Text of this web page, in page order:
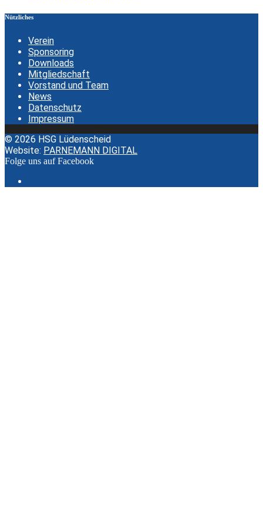
Nützliches
Verein
Sponsoring
Downloads
Mitgliedschaft
Vorstand und Team
News
Datenschutz
Impressum
© 2026 HSG Lüdenscheid
Website: PARNEMANN DIGITAL
Folge uns auf Facebook